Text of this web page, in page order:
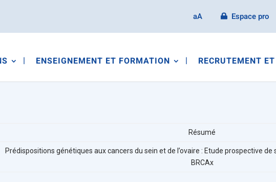
aA Espace pro
ENSEIGNEMENT ET FORMATION RECRUTEMENT
Résumé
Prédispositions génétiques aux cancers du sein et de l’ovaire : Etude prospective
BRCAx